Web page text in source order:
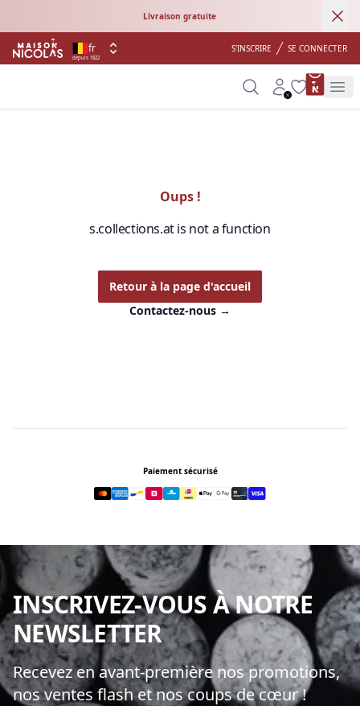
Livraison gratuite
depuis 1822
fr S'INSCRIRE SE CONNECTER
SearchAccount
Wishlist
Oups !
s.collections.at is not a function
Retour à la page d'accueil
Contactez-nous →
Paiement sécurisé
INSCRIVEZ-VOUS À NOTRE
NEWSLETTER
Recevez en avant-première nos promotions,
nos ventes flash et nos coups de cœur !